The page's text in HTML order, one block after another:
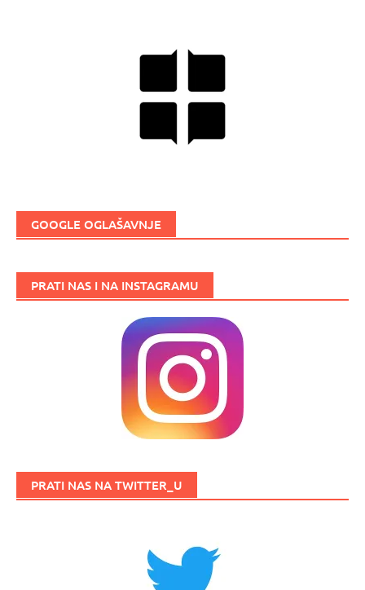
GOOGLE OGLAŠAVNJE
PRATI NAS I NA INSTAGRAMU
PRATI NAS NA TWITTER_U